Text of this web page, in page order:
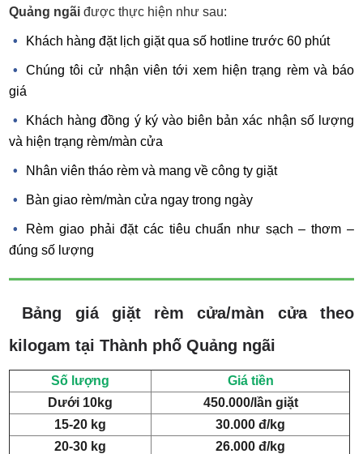
Quảng ngãi được thực hiện như sau:
Khách hàng đặt lịch giặt qua số hotline trước 60 phút
Chúng tôi cử nhận viên tới xem hiện trạng rèm và báo
giá
Khách hàng đồng ý ký vào biên bản xác nhận số lượng
và hiện trạng rèm/màn cửa
Nhân viên tháo rèm và mang về công ty giặt
Bàn giao rèm/màn cửa ngay trong ngày
Rèm giao phải đặt các tiêu chuẩn như sạch – thơm –
đúng số lượng
Bảng giá giặt rèm cửa/màn cửa theo
kilogam tại Thành phố Quảng ngãi
Số lượng
Giá tiền
Dưới 10kg
450.000/lần giặt
15-20 kg
30.000 đ/kg
20-30 kg
26.000 đ/kg